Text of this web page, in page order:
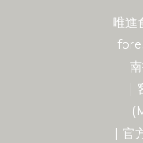
唯進
|
| 官